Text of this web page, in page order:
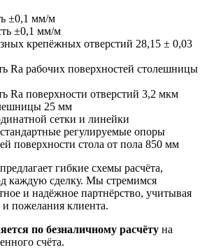
±0,1 мм/м
±0,1 мм/м
крепёжных отверстий 28,15 ± 0,03
Ra рабочих поверхностей столешницы
Ra поверхности отверстий 3,2 мкм
25 мм
сетки и линейки
регулируемые опоры
поверхности стола от пола 850 мм
предлагает гибкие схемы расчёта,
каждую сделку. Мы стремимся
и надёжное партнёрство, учитывая
пожелания клиента.
по безналичному расчёту на
счёта.